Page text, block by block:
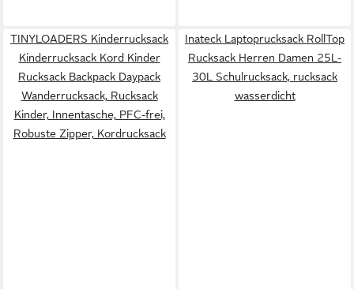
TINYLOADERS Kinderrucksack
Kinderrucksack Kord Kinder
Rucksack Backpack Daypack
Wanderrucksack, Rucksack
Kinder, Innentasche, PFC-frei,
Robuste Zipper, Kordrucksack
Inateck Laptoprucksack RollTop
Rucksack Herren Damen 25L-
30L Schulrucksack, rucksack
wasserdicht